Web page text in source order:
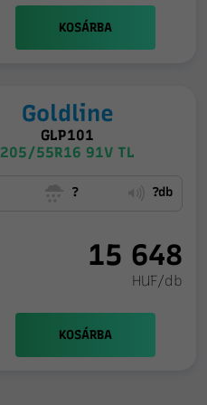
KOSÁRBA
Goldline
GLP101
205/55R16 91V TL
? ?db
15 648
HUF/db
KOSÁRBA